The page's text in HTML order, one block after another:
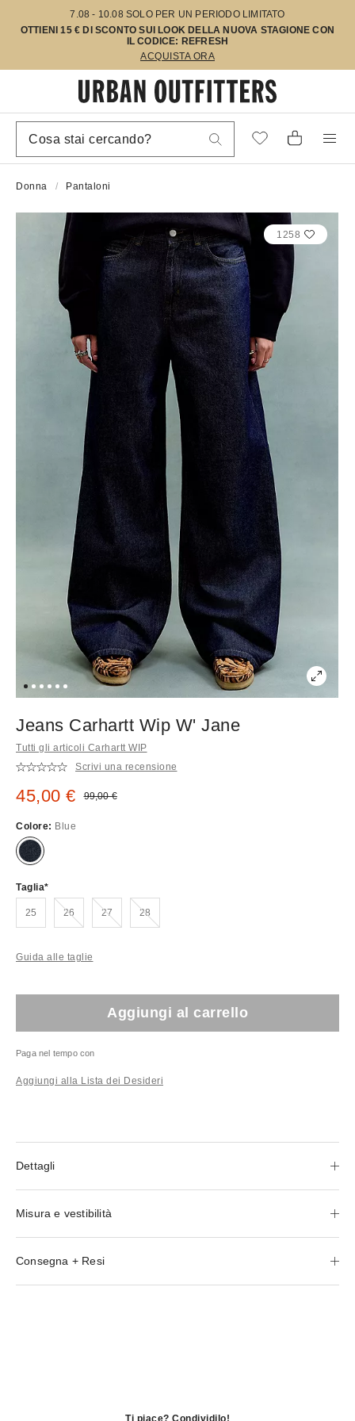
7.08 - 10.08 SOLO PER UN PERIODO LIMITATO
OTTIENI 15 € DI SCONTO SUI LOOK DELLA NUOVA STAGIONE CON
IL CODICE: REFRESH
ACQUISTA ORA
Donna Pantaloni
1258
Jeans Carhartt Wip W' Jane
Tutti gli articoli Carhartt WIP
Scrivi una recensione
Prezzo di vendita:
45,00 € Prezzo originale:
99,00 €
Colore: Blue
Taglia
25 26Esaurito!
27Esaurito!
28Esaurito!
Guida alle taglie
Aggiungi al carrello
Paga nel tempo con
Aggiungi alla Lista dei Desideri
Dettagli
Misura e vestibilità
Consegna + Resi
Ti piace? Condividilo!